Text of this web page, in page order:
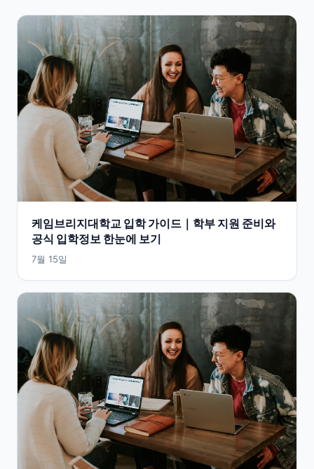
케임브리지대학교 입학 가이드｜학부 지원 준비와
공식 입학정보 한눈에 보기
7월 15일